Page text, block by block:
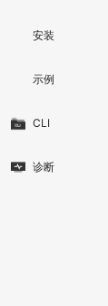
安装
示例
CLI
诊断